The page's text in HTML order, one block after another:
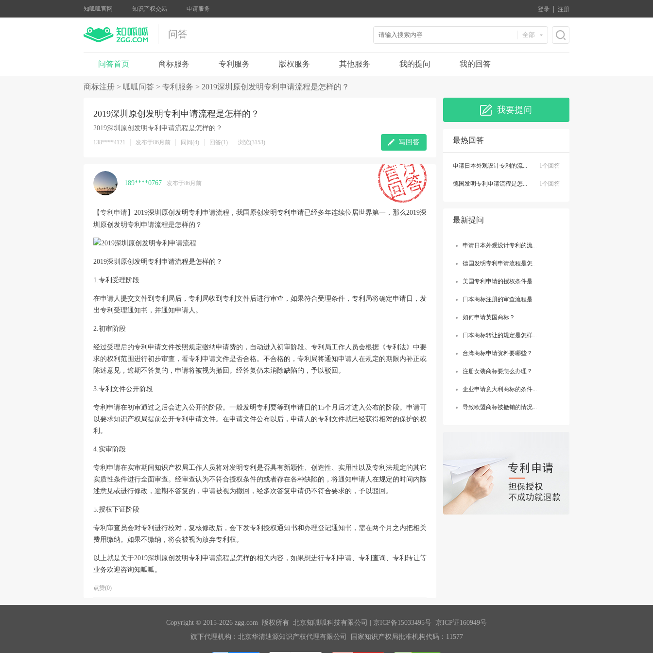
知呱呱官网 知识产权交易 申请服务 登录 注册
问答 全部
问答首页 商标服务 专利服务 版权服务 其他服务 我的提问 我的回答
商标注册 > 呱呱问答 > 专利服务 > 2019深圳原创发明专利申请流程是怎样的？
2019深圳原创发明专利申请流程是怎样的？
2019深圳原创发明专利申请流程是怎样的？
138****4121 发布于86月前 同问(4) 回答(1) 浏览(3153) 写回答
189****0767 发布于86月前
【专利申请】2019深圳原创发明专利申请流程，我国原创发明专利申请已经多年连续位居世界第一，那么2019深
圳原创发明专利申请流程是怎样的？
2019深圳原创发明专利申请流程是怎样的？
1.专利受理阶段
在申请人提交文件到专利局后，专利局收到专利文件后进行审查，如果符合受理条件，专利局将确定申请日，发
出专利受理通知书，并通知申请人。
2.初审阶段
经过受理后的专利申请文件按照规定缴纳申请费的，自动进入初审阶段。专利局工作人员会根据《专利法》中要
求的权利范围进行初步审查，看专利申请文件是否合格。不合格的，专利局将通知申请人在规定的期限内补正或
陈述意见，逾期不答复的，申请将被视为撤回。经答复仍未消除缺陷的，予以驳回。
3.专利文件公开阶段
专利申请在初审通过之后会进入公开的阶段。一般发明专利要等到申请日的15个月后才进入公布的阶段。申请可
以要求知识产权局提前公开专利申请文件。在申请文件公布以后，申请人的专利文件就已经获得相对的保护的权
利。
4.实审阶段
专利申请在实审期间知识产权局工作人员将对发明专利是否具有新颖性、创造性、实用性以及专利法规定的其它
实质性条件进行全面审查。经审查认为不符合授权条件的或者存在各种缺陷的，将通知申请人在规定的时间内陈
述意见或进行修改，逾期不答复的，申请被视为撤回，经多次答复申请仍不符合要求的，予以驳回。
5.授权下证阶段
专利审查员会对专利进行校对，复核修改后，会下发专利授权通知书和办理登记通知书，需在两个月之内把相关
费用缴纳。如果不缴纳，将会被视为放弃专利权。
以上就是关于2019深圳原创发明专利申请流程是怎样的相关内容，如果想进行专利申请、专利查询、专利转让等
业务欢迎咨询知呱呱。
点赞(0)
我要提问
最热回答
申请日本外观设计专利的流... 1个回答
德国发明专利申请流程是怎... 1个回答
最新提问
申请日本外观设计专利的流...
德国发明专利申请流程是怎...
美国专利申请的授权条件是...
日本商标注册的审查流程是...
如何申请英国商标？
日本商标转让的规定是怎样...
台湾商标申请资料要哪些？
注册女装商标要怎么办理？
企业申请意大利商标的条件...
导致欧盟商标被撤销的情况...
Copyright © 2015-2026 zgg.com 版权所有 北京知呱呱科技有限公司 | 京ICP备15033495号 京ICP证160949号
旗下代理机构：北京华清迪源知识产权代理有限公司 国家知识产权局批准机构代码：11577